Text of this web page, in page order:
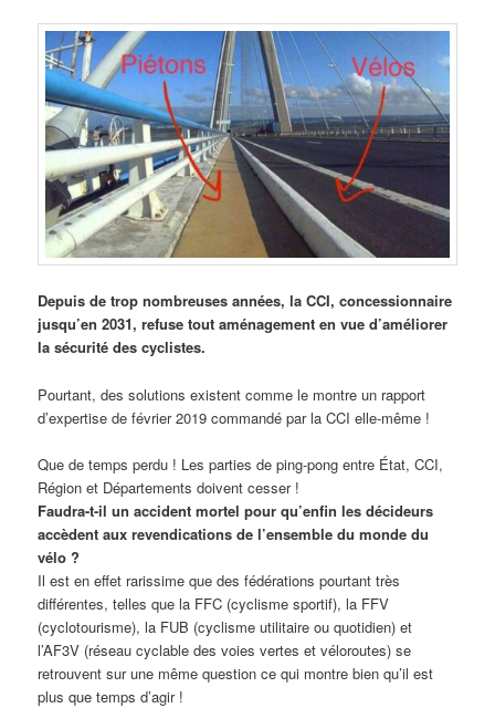
Depuis de trop nombreuses années, la CCI, concessionnaire
jusqu’en 2031, refuse tout aménagement en vue d’améliorer
la sécurité des cyclistes.
Pourtant, des solutions existent comme le montre un rapport
d’expertise de février 2019 commandé par la CCI elle-même !
Que de temps perdu ! Les parties de ping-pong entre État, CCI,
Région et Départements doivent cesser !
Faudra-t-il un accident mortel pour qu’enfin les décideurs
accèdent aux revendications de l’ensemble du monde du
vélo ?
Il est en effet rarissime que des fédérations pourtant très
différentes, telles que la FFC (cyclisme sportif), la FFV
(cyclotourisme), la FUB (cyclisme utilitaire ou quotidien) et
l’AF3V (réseau cyclable des voies vertes et véloroutes) se
retrouvent sur une même question ce qui montre bien qu’il est
plus que temps d’agir !